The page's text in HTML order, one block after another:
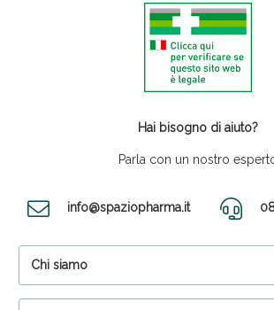
Hai bisogno di aiuto?
Parla con un nostro
info@spaziopharma.it
Chi siamo